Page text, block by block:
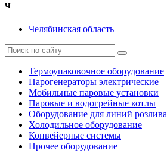
Ч
Челябинская область
Термоупаковочное оборудование
Парогенераторы электрические
Мобильные паровые установки
Паровые и водогрейные котлы
Оборудование для линий розлива
Холодильное оборудование
Конвейерные системы
Прочее оборудование